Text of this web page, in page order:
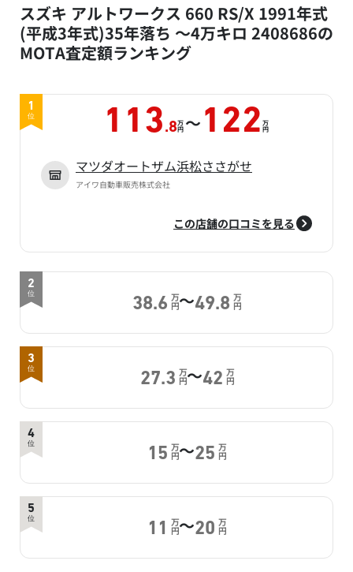
スズキ アルトワークス 660 RS/X 1991年式
(平成3年式)35年落ち ～4万キロ 2408686の
MOTA査定額ランキング
1
位 113 .8万
円 ～ 122 万
円
マツダオートザム浜松ささがせ
アイワ自動車販売株式会社
この店舗の口コミを見る
2
位
38.6 万
円～49.8 万
円
3
位
27.3 万
円～42 万
円
4
位
15 万
円～25 万
円
5
位
11 万
円～20 万
円